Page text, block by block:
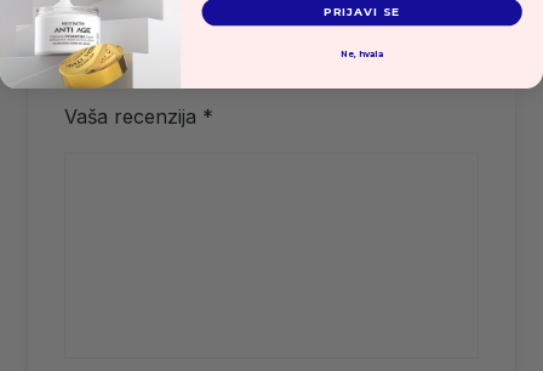
Prvi dodaj recenziju
Vaša ocena
Vaša recenzija *
PRIJAVI SE
Ne, hvala